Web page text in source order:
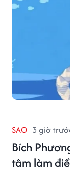
SAO 3 giờ
Bích
tâm làm